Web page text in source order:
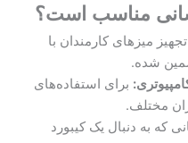
مناسب است؟
میزهای کارمندان با
شده.
برای استفاده‌های
مختلف.
که به دنبال یک کیبورد